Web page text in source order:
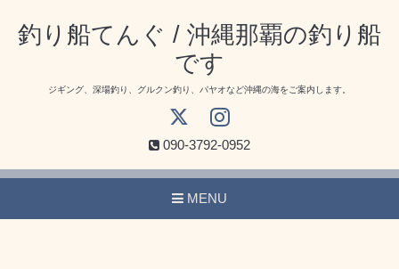
釣り船てんぐ / 沖縄那覇の釣り船
です
ジギング、深場釣り、グルクン釣り、パヤオなど沖縄の海をご案内します。
090-3792-0952
MENU